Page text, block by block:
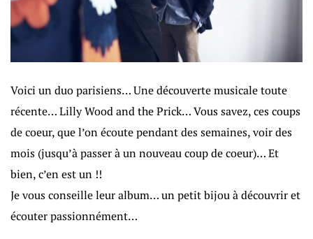
Voici un duo parisiens… Une découverte musicale toute
récente… Lilly Wood and the Prick… Vous savez, ces coups
de coeur, que l’on écoute pendant des semaines, voir des
mois (jusqu’à passer à un nouveau coup de coeur)… Et
bien, c’en est un !!
Je vous conseille leur album… un petit bijou à découvrir et
écouter passionnément…